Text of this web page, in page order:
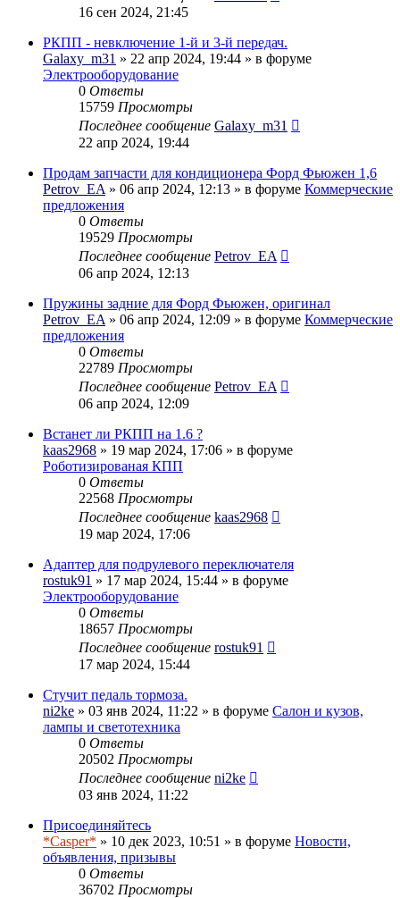
16 сен 2024, 21:45
РКПП - невключение 1-й и 3-й передач.
Galaxy_m31 » 22 апр 2024, 19:44 » в форуме
Электрооборудование
0 Ответы
15759 Просмотры
Последнее сообщение Galaxy_m31
22 апр 2024, 19:44
Продам запчасти для кондиционера Форд Фьюжен 1,6
Petrov_EA » 06 апр 2024, 12:13 » в форуме Коммерческие
предложения
0 Ответы
19529 Просмотры
Последнее сообщение Petrov_EA
06 апр 2024, 12:13
Пружины задние для Форд Фьюжен, оригинал
Petrov_EA » 06 апр 2024, 12:09 » в форуме Коммерческие
предложения
0 Ответы
22789 Просмотры
Последнее сообщение Petrov_EA
06 апр 2024, 12:09
Встанет ли РКПП на 1.6 ?
kaas2968 » 19 мар 2024, 17:06 » в форуме
Роботизированая КПП
0 Ответы
22568 Просмотры
Последнее сообщение kaas2968
19 мар 2024, 17:06
Адаптер для подрулевого переключателя
rostuk91 » 17 мар 2024, 15:44 » в форуме
Электрооборудование
0 Ответы
18657 Просмотры
Последнее сообщение rostuk91
17 мар 2024, 15:44
Стучит педаль тормоза.
ni2ke » 03 янв 2024, 11:22 » в форуме Салон и кузов,
лампы и светотехника
0 Ответы
20502 Просмотры
Последнее сообщение ni2ke
03 янв 2024, 11:22
Присоединяйтесь
*Casper* » 10 дек 2023, 10:51 » в форуме Новости,
объявления, призывы
0 Ответы
36702 Просмотры